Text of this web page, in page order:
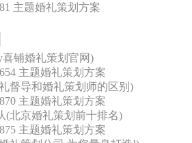
主题婚礼策划方案
喜铺婚礼策划官网)
主题婚礼策划方案
督导和婚礼策划师的区别)
主题婚礼策划方案
(北京婚礼策划前十排名)
主题婚礼策划方案